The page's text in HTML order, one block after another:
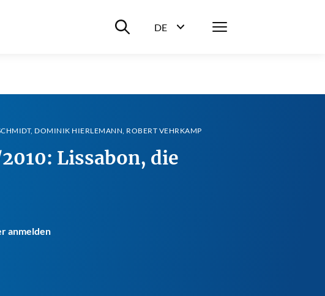
Suche ein-/ausblenden
DE
Menü
DOMINIK HIERLEMANN, ROBERT VEHRKAMP
Lissabon, die
anmelden